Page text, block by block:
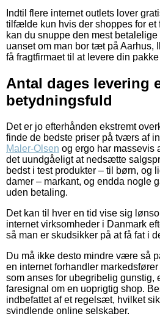
Indtil flere internet outlets lover
tilfælde kun hvis der shoppes for et
kan du snuppe den mest
uanset om man bor tæt på Aarhus,
få fragtfirmaet til at levere din
Antal dages levering
betydningsfuld
Det er jo efterhånden ekstremt
finde de bedste priser på tværs af
Maler-Olsen og ergo har massevis
det uundgåeligt at nedsætte
bedst i test produkter – til børn, og
damer – markant, og endda nogle
uden betaling.
Det kan til hver en tid vise sig
internet virksomheder i Danmark
så man er skudsikker på at få fat i
Du må ikke desto mindre være så
en internet forhandler
som anses for ubegribelig gunstig,
faresignal om en uoprigtig shop.
indbefattet af et regelsæt, hvilket
svindlende online selskaber.